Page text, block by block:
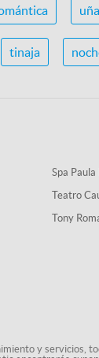
tinaja
Spa Paula
Teatro
Tony
y servicios,